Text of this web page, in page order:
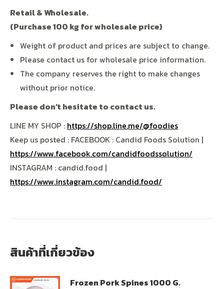
Retail & Wholesale.
(Purchase 100 kg for wholesale price)
Weight of product and prices are subject to change.
Please contact us for wholesale price information.
The company reserves the right to make changes
without prior notice.
Please don’t hesitate to contact us.
LINE MY SHOP : https://shop.line.me/@foodies
Keep us posted : FACEBOOK : Candid Foods Solution |
https://www.facebook.com/candidfoodssolution/
INSTAGRAM : candid.food |
https://www.instagram.com/candid.food/
สินค้าที่เกี่ยวข้อง
Frozen Pork Spines 1000 G.